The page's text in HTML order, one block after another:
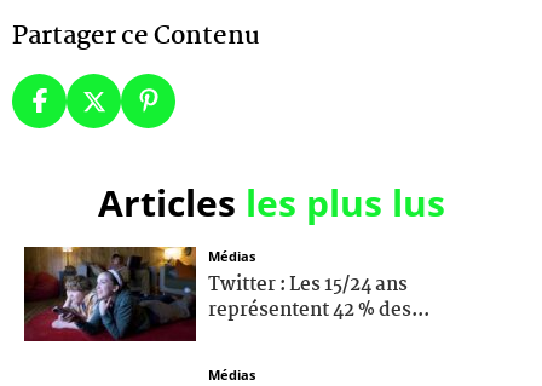
Partager ce Contenu
Articles les plus lus
Médias
Twitter : Les 15/24 ans
représentent 42 % des...
Médias